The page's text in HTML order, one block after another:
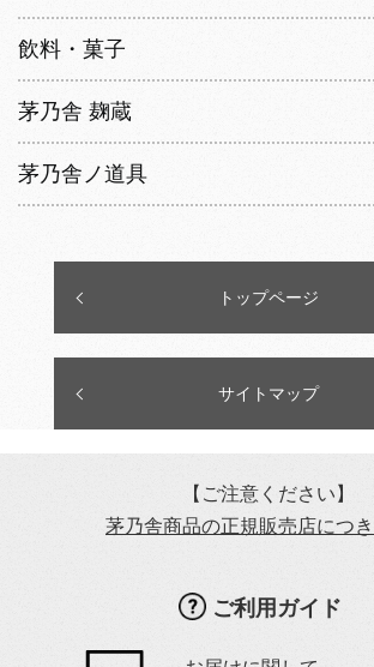
飲料・菓子
茅乃舎 麹蔵
茅乃舎ノ道具
トップページ
サイトマップ
【ご注意ください】
茅乃舎商品の正規販売店につ
ご利用ガイド